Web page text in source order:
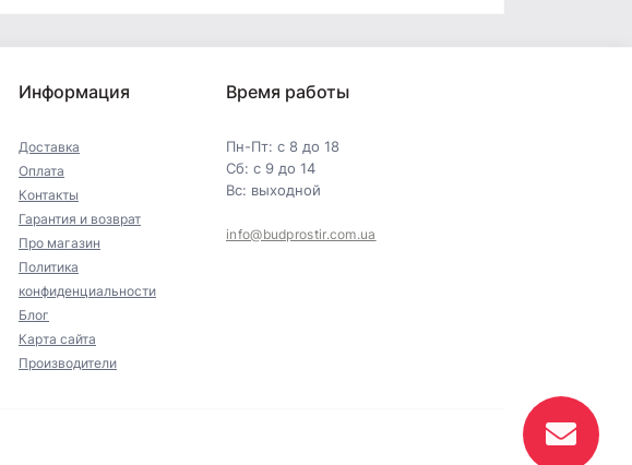
Информация
Доставка
Оплата
Контакты
Гарантия и возврат
Про магазин
Политика
конфиденциальности
Блог
Карта сайта
Производители
Время работы
Пн-Пт: с 8 до 18
Сб: с 9 до 14
Вс: выходной
info@budprostir.com.ua